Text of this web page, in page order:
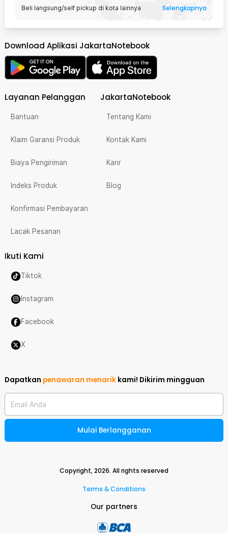
Beli langsung/self pickup di kota lainnya Selengkapnya
Download Aplikasi JakartaNotebook
Layanan Pelanggan
Bantuan
Klaim Garansi Produk
Biaya Pengiriman
Indeks Produk
Konfirmasi Pembayaran
Lacak Pesanan
JakartaNotebook
Tentang Kami
Kontak Kami
Karir
Blog
Ikuti Kami
Tiktok
Instagram
Facebook
X
Dapatkan penawaran menarik kami! Dikirim mingguan
Email Anda
Mulai Berlangganan
Copyright,2026. All rights reserved
Terms & Conditions
Our partners